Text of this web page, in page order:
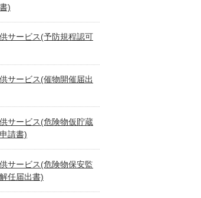
)
サービス(予防規程認可
サービス(催物開催届出
サービス(危険物仮貯蔵
請書)
サービス(危険物保安監
任届出書)